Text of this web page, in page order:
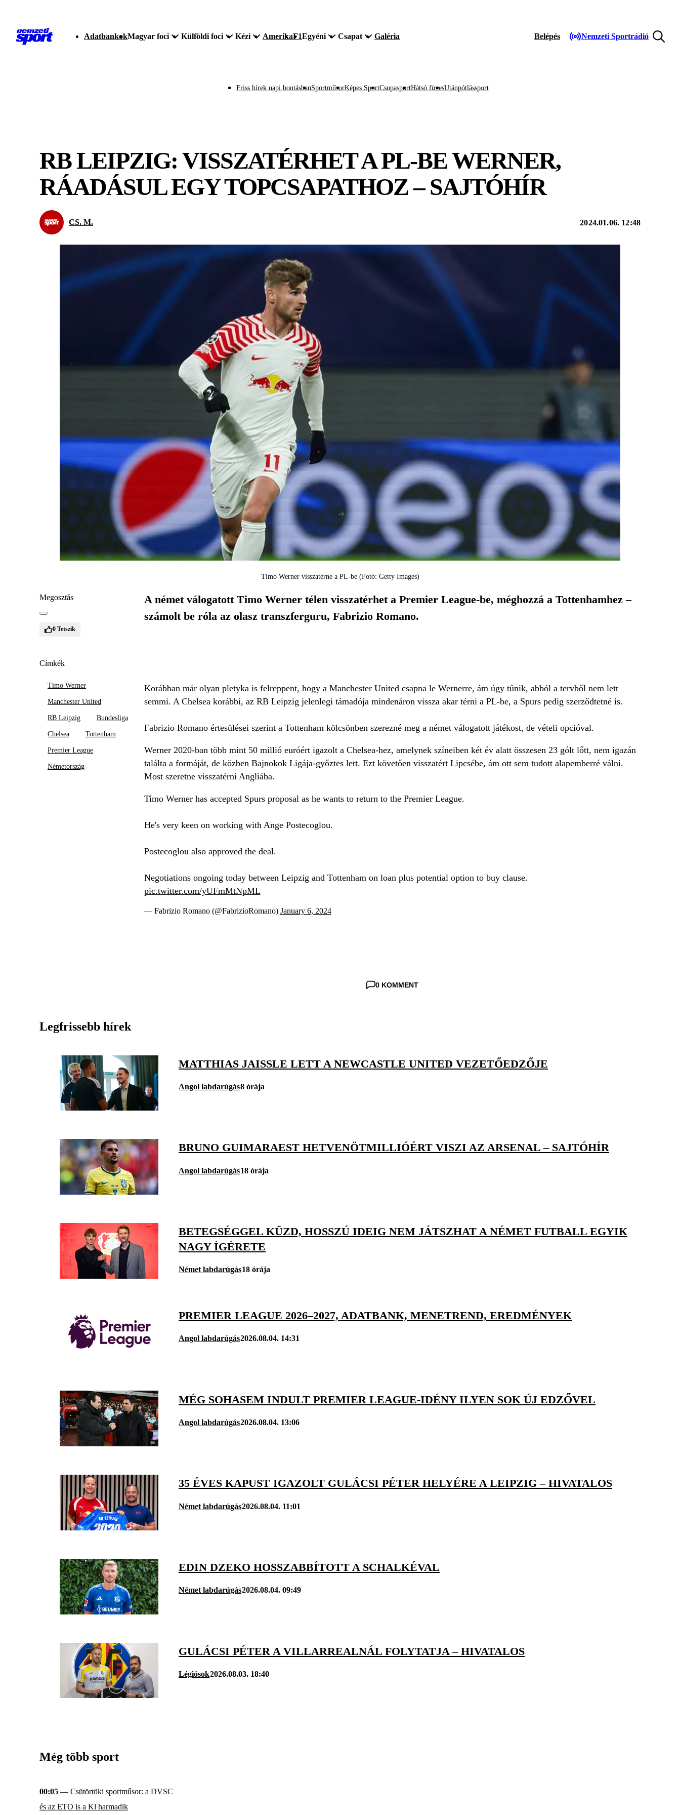
AdatbankokMagyar foci Külföldi foci Kézi AmerikaF1Egyéni Csapat Galéria Belépés Nemzeti Sportrádió
Friss hírek napi bontásbanSportműsorKépes SportCsupasportHátsó füvesUtánpótlássport
RB LEIPZIG: VISSZATÉRHET A PL-BE WERNER,
RÁADÁSUL EGY TOPCSAPATHOZ – SAJTÓHÍR
CS. M. 2024.01.06. 12:48
Timo Werner visszatérne a PL-be (Fotó: Getty Images)
Megosztás
0 Tetszik
Címkék
Timo Werner
Manchester United
RB Leipzig Bundesliga
Chelsea Tottenham
Premier League
Németország
A német válogatott Timo Werner télen visszatérhet a Premier League-be, méghozzá a Tottenhamhez –
számolt be róla az olasz transzferguru, Fabrizio Romano.
Korábban már olyan pletyka is felreppent, hogy a Manchester United csapna le Wernerre, ám úgy tűnik, abból a tervből nem lett
semmi. A Chelsea korábbi, az RB Leipzig jelenlegi támadója mindenáron vissza akar térni a PL-be, a Spurs pedig szerződtetné is.
Fabrizio Romano értesülései szerint a Tottenham kölcsönben szerezné meg a német válogatott játékost, de vételi opcióval.
Werner 2020-ban több mint 50 millió euróért igazolt a Chelsea-hez, amelynek színeiben két év alatt összesen 23 gólt lőtt, nem igazán
találta a formáját, de közben Bajnokok Ligája-győztes lett. Ezt követően visszatért Lipcsébe, ám ott sem tudott alapemberré válni.
Most szeretne visszatérni Angliába.
Timo Werner has accepted Spurs proposal as he wants to return to the Premier League.
He's very keen on working with Ange Postecoglou.
Postecoglou also approved the deal.
Negotiations ongoing today between Leipzig and Tottenham on loan plus potential option to buy clause.
pic.twitter.com/yUFmMtNpML
— Fabrizio Romano (@FabrizioRomano) January 6, 2024
0 KOMMENT
Legfrissebb hírek
MATTHIAS JAISSLE LETT A NEWCASTLE UNITED VEZETŐEDZŐJE
Angol labdarúgás8 órája
BRUNO GUIMARAEST HETVENÖTMILLIÓÉRT VISZI AZ ARSENAL – SAJTÓHÍR
Angol labdarúgás18 órája
BETEGSÉGGEL KÜZD, HOSSZÚ IDEIG NEM JÁTSZHAT A NÉMET FUTBALL EGYIK
NAGY ÍGÉRETE
Német labdarúgás18 órája
PREMIER LEAGUE 2026–2027, ADATBANK, MENETREND, EREDMÉNYEK
Angol labdarúgás2026.08.04. 14:31
MÉG SOHASEM INDULT PREMIER LEAGUE-IDÉNY ILYEN SOK ÚJ EDZŐVEL
Angol labdarúgás2026.08.04. 13:06
35 ÉVES KAPUST IGAZOLT GULÁCSI PÉTER HELYÉRE A LEIPZIG – HIVATALOS
Német labdarúgás2026.08.04. 11:01
EDIN DZEKO HOSSZABBÍTOTT A SCHALKÉVAL
Német labdarúgás2026.08.04. 09:49
GULÁCSI PÉTER A VILLARREALNÁL FOLYTATJA – HIVATALOS
Légiósok2026.08.03. 18:40
Még több sport
00:05 — Csütörtöki sportműsor: a DVSC
és az ETO is a Kl harmadik